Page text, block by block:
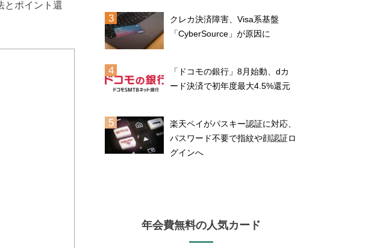
とポイント還
クレカ決済障害、Visa系基盤
「CyberSource」が原因に
「ドコモの銀行」8月始動、dカ
ード決済で初年度最大4.5%還元
楽天ペイがパスキー認証に対応、
パスワード不要で指紋や顔認証ロ
グインへ
年会費無料の人気カード